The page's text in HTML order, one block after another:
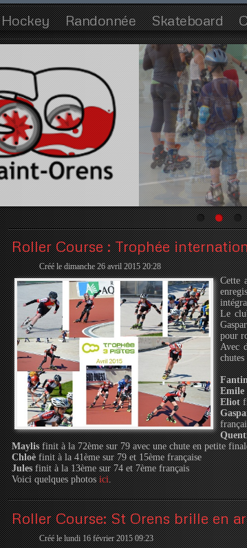
Hockey Randonnée Skateboard
Roller Course : Trophée
Créé le dimanche 26 avril 2015 20:28
Cette
Le
pour
Avec
Emile
Eliot
Maylisfinit à la 72ème sur 79 avec une chute en petite
Chloèfinit à la 41ème sur 79 et 15ème française
Julesfinit à la 13ème sur 74 et 7ème français
Voici quelques photosici.
Roller Course: St Orens brille en
Créé le lundi 16 février 2015 09:23